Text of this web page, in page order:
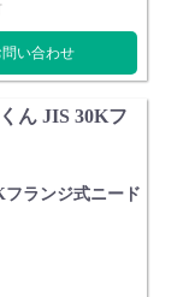
問い合わせ
ん JIS 30Kフ
ランジ式ニード